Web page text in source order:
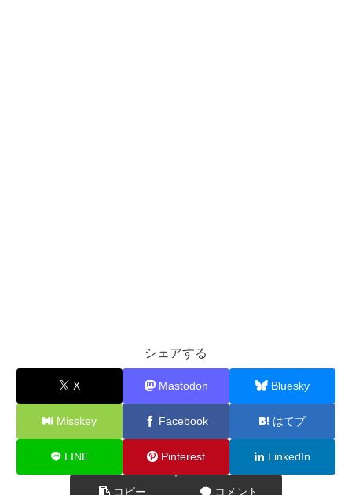
シェアする
X Mastodon Bluesky
Misskey Facebook はてブ
LINE Pinterest LinkedIn
コピー コメント